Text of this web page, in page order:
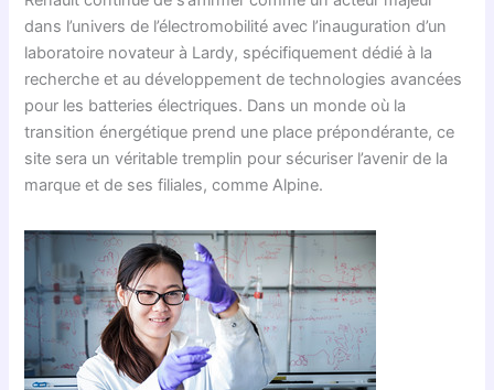
dans l’univers de l’électromobilité avec l’inauguration d’un
laboratoire novateur à Lardy, spécifiquement dédié à la
recherche et au développement de technologies avancées
pour les batteries électriques. Dans un monde où la
transition énergétique prend une place prépondérante, ce
site sera un véritable tremplin pour sécuriser l’avenir de la
marque et de ses filiales, comme Alpine.